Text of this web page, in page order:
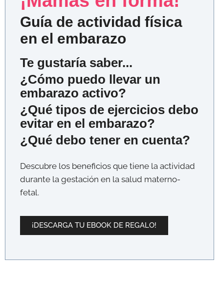
Guía de actividad física
en el embarazo
Te gustaría saber...
¿Cómo puedo llevar un
embarazo activo?
¿Qué tipos de ejercicios debo
evitar en el embarazo?
¿Qué debo tener en cuenta?
Descubre los beneficios que tiene la actividad
durante la gestación en la salud materno-
fetal.
¡DESCARGA TU EBOOK DE REGALO!